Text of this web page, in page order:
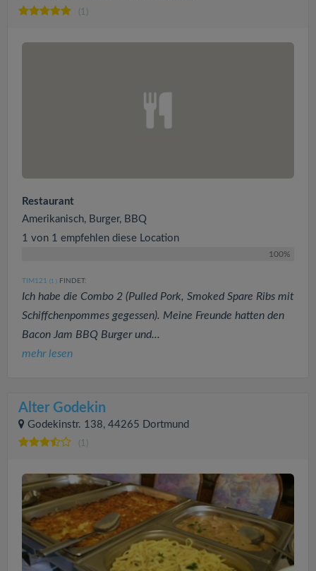
Restaurant
Amerikanisch, Burger, BBQ
1 von 1 empfehlen diese Location
100%
TIM121 (1 ) FINDET:
Ich habe die Combo 2 (Pulled Pork, Smoked Spare Ribs mit
Schiffchenpommes gegessen). Meine Freunde hatten den
Bacon Jam BBQ Burger und...
mehr lesen
Alter Godekin
Godekinstr. 138, 44265 Dortmund